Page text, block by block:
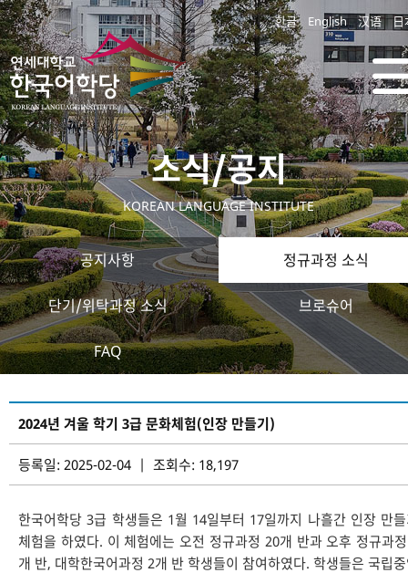
한글 English 汉语 日
소식/공지
KOREAN LANGUAGE INSTITUTE
공지사항 정규과정 소식
단기/위탁과정 소식 브로슈어
FAQ
2024년 겨울 학기 3급 문화체험(인장 만들기)
등록일: 2025-02-04 | 조회수: 18,197
한국어학당 3급 학생들은 1월 14일부터 17일까지 나흘간 인장 만
체험을 하였다. 이 체험에는 오전 정규과정 20개 반과 오후 정규과
개 반, 대학한국어과정 2개 반 학생들이 참여하였다. 학생들은 국립